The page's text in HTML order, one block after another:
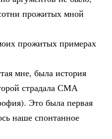
прожитых мной
прожитых примерах
мне, была история
страдала СМА
Это была первая
наше спонтанное